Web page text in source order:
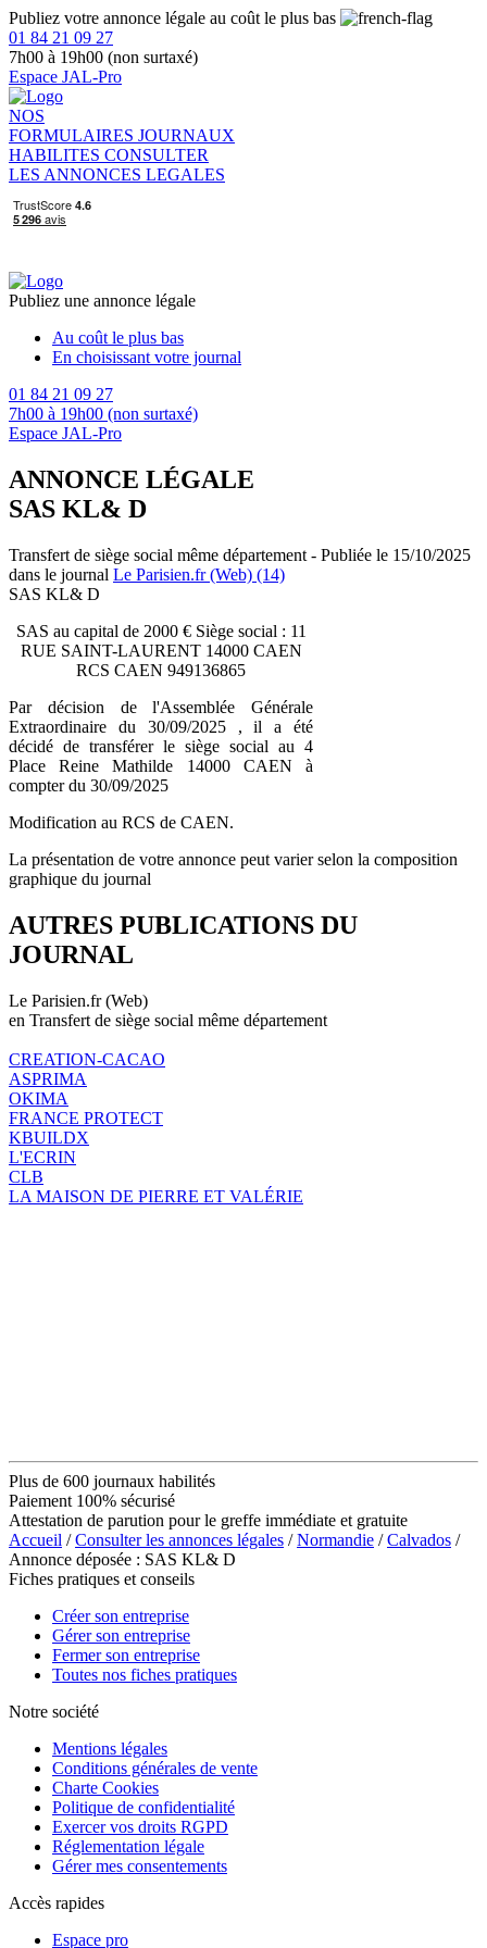
Publiez votre annonce légale au coût le plus bas
01 84 21 09 27
7h00 à 19h00 (non surtaxé)
Espace JAL-Pro
NOS
FORMULAIRES JOURNAUX
HABILITES CONSULTER
LES ANNONCES LEGALES
Publiez une annonce légale
Au coût le plus bas
En choisissant votre journal
01 84 21 09 27
7h00 à 19h00 (non surtaxé)
Espace JAL-Pro
ANNONCE LÉGALE
SAS KL& D
Transfert de siège social même département - Publiée le 15/10/2025
dans le journal Le Parisien.fr (Web) (14)
SAS KL& D
SAS au capital de 2000 € Siège social : 11
RUE SAINT-LAURENT 14000 CAEN
RCS CAEN 949136865
Par décision de l'Assemblée Générale
Extraordinaire du 30/09/2025 , il a été
décidé de transférer le siège social au 4
Place Reine Mathilde 14000 CAEN à
compter du 30/09/2025
Modification au RCS de CAEN.
La présentation de votre annonce peut varier selon la composition
graphique du journal
AUTRES PUBLICATIONS DU
JOURNAL
Le Parisien.fr (Web)
en Transfert de siège social même département
CREATION-CACAO
ASPRIMA
OKIMA
FRANCE PROTECT
KBUILDX
L'ECRIN
CLB
LA MAISON DE PIERRE ET VALÉRIE
Plus de 600 journaux habilités
Paiement 100% sécurisé
Attestation de parution pour le greffe immédiate et gratuite
Accueil /Consulter les annonces légales /Normandie /Calvados /
Annonce déposée : SAS KL& D
Fiches pratiques et conseils
Créer son entreprise
Gérer son entreprise
Fermer son entreprise
Toutes nos fiches pratiques
Notre société
Mentions légales
Conditions générales de vente
Charte Cookies
Politique de confidentialité
Exercer vos droits RGPD
Réglementation légale
Gérer mes consentements
Accès rapides
Espace pro